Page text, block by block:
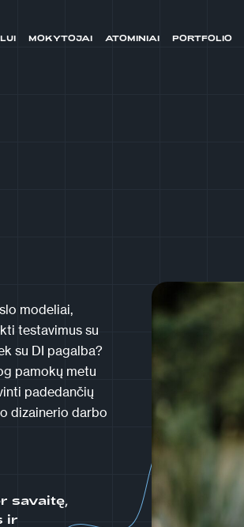
MOKYTOJAI ATOMINIAI PORTFOLIO
modeliai,
testavimus su
su DI pagalba?
pamokų metu
padedančių
dizainerio darbo
savaitę,
ir